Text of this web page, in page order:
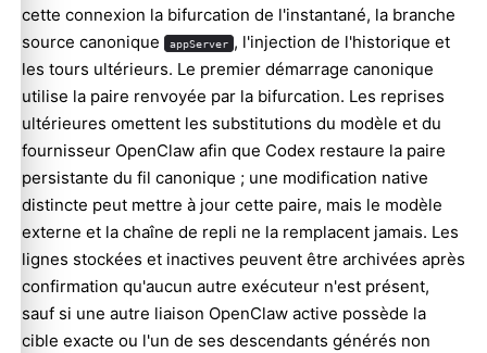
cette connexion la bifurcation de l'instantané, la branche
source canonique
appServer , l'injection de l'historique et
les tours ultérieurs. Le premier démarrage canonique
utilise la paire renvoyée par la bifurcation. Les reprises
ultérieures omettent les substitutions du modèle et du
fournisseur OpenClaw afin que Codex restaure la paire
persistante du fil canonique ; une modification native
distincte peut mettre à jour cette paire, mais le modèle
externe et la chaîne de repli ne la remplacent jamais. Les
lignes stockées et inactives peuvent être archivées après
confirmation qu'aucun autre exécuteur n'est présent,
sauf si une autre liaison OpenClaw active possède la
cible exacte ou l'un de ses descendants générés non